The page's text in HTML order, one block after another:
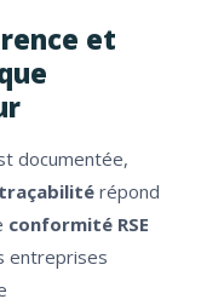
et
documentée,
traçabilité répond
conformité RSE
entreprises